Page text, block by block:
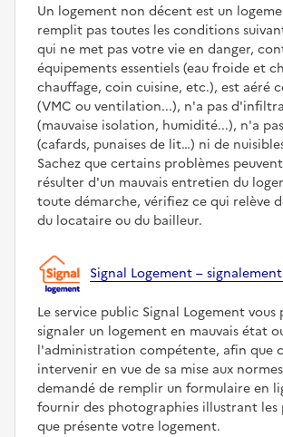
Un logement non décent est un
remplit pas toutes les conditions
qui ne met pas votre vie en danger,
équipements essentiels (eau froide et
chauffage, coin cuisine, etc.), est aéré
(VMC ou ventilation...), n'a pas
(mauvaise isolation, humidité...), n'a
(cafards, punaises de lit…) ni de
Sachez que certains problèmes
résulter d'un mauvais entretien du
toute démarche, vérifiez ce qui relève
du locataire ou du bailleur.
Signal Logement – signalement
Le service public Signal Logement
signaler un logement en mauvais état
l'administration compétente, afin que
intervenir en vue de sa mise aux
demandé de remplir un formulaire en
fournir des photographies illustrant les
que présente votre logement.